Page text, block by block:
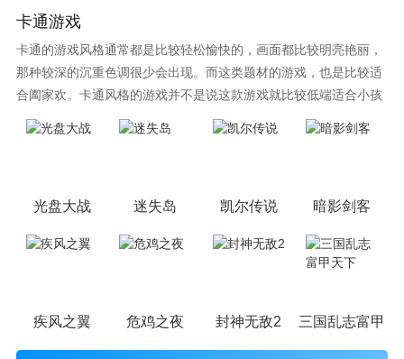
卡通游戏
卡通的游戏风格通常都是比较轻松愉快的，画面都比较明亮艳丽，
那种较深的沉重色调很少会出现。而这类题材的游戏，也是比较适
合阖家欢。卡通风格的游戏并不是说这款游戏就比较低端适合小孩
子玩，因为很多游戏厂商会故意把游戏中添加进入卡通元素，这也
光盘大战 迷失岛 凯尔传说 暗影剑客
疾风之翼 危鸡之夜 封神无敌2 三国乱志富甲天